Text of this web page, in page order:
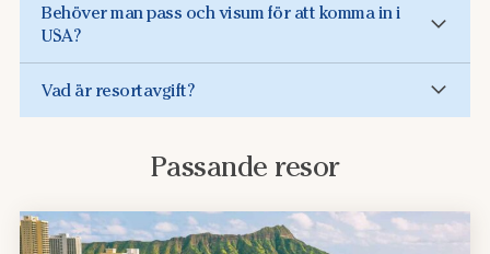
Behöver man pass och visum för att komma in i
USA?
Vad är resortavgift?
Passande resor